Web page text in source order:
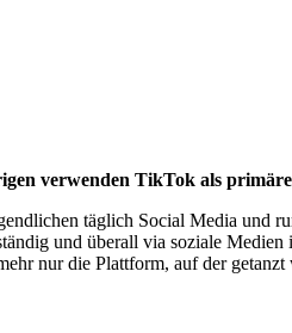
verwenden TikTok als primäre
täglich Social Media und
und überall via soziale
nur die Plattform, auf der